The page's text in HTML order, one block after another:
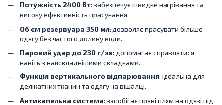
Потужність 2400 Вт: забезпечує швидке нагрівання та
високу ефективність прасування.
Об'єм резервуара 350 мл: дозволяє прасувати більше
одягу без частого доливу води.
Паровий удар до 230 г/хв: допомагає справлятися
навіть з найскладнішими складками.
Функція вертикального відпарювання: ідеальна для
делікатних тканин та одягу на вішалці.
Антикапельна система: запобігає появі плям на одязі під